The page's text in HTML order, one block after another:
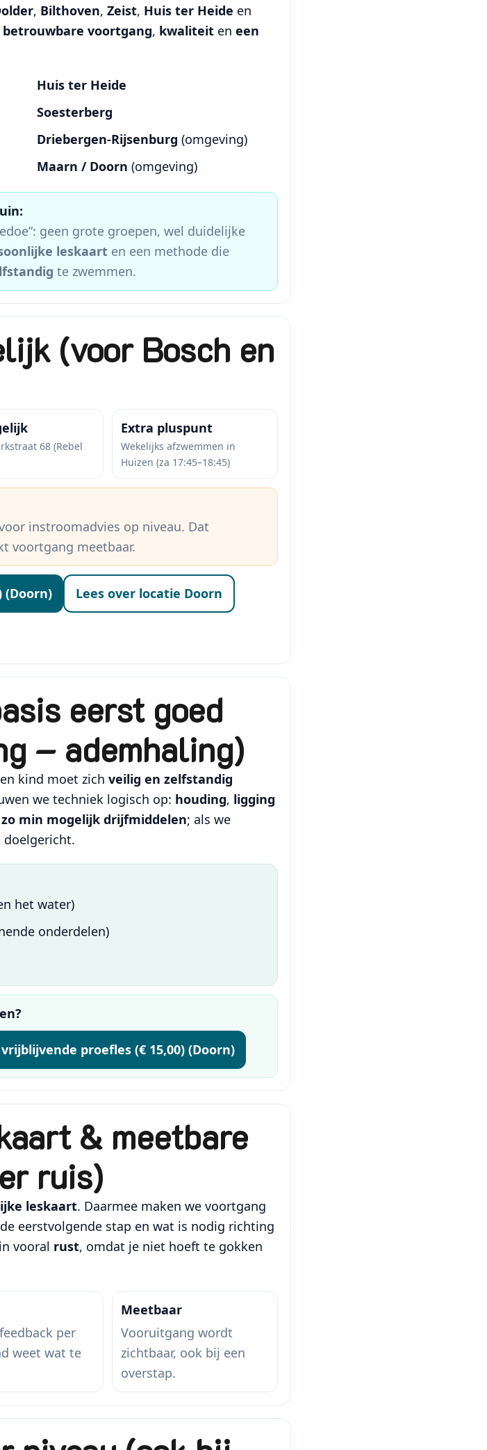
, Bilthoven, Zeist, Huis ter Heide en
betrouwbare voortgang, kwaliteit en een
Huis ter Heide
Soesterberg
Driebergen-Rijsenburg (omgeving)
Maarn / Doorn (omgeving)
geen grote groepen, wel duidelijke
leskaart en een methode die
te zwemmen.
(voor Bosch en
68 (Rebel
Extra pluspunt
Wekelijks afzwemmen in
Huizen (za 17:45–18:45)
instroomadvies op niveau. Dat
voortgang meetbaar.
(Doorn) Lees over locatie Doorn
eerst goed
– ademhaling)
kind moet zich veilig en zelfstandig
we techniek logisch op: houding, ligging
zo min mogelijk drijfmiddelen; als we
het water)
onderdelen)
proefles (€ 15,00) (Doorn)
& meetbare
ruis)
leskaart. Daarmee maken we voortgang
eerstvolgende stap en wat is nodig richting
vooral rust, omdat je niet hoeft te gokken
per
weet wat te
Meetbaar
Vooruitgang wordt
zichtbaar, ook bij een
overstap.